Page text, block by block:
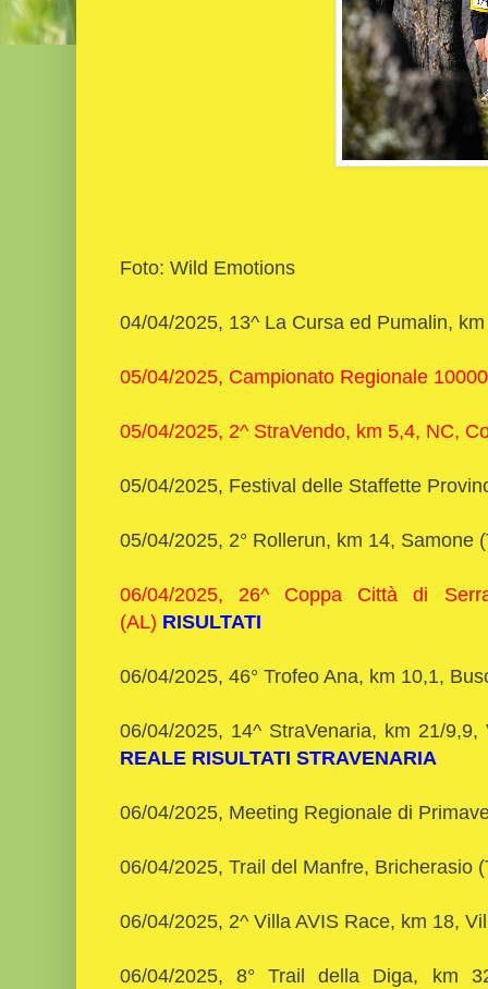
Foto: Wild Emotions
04/04/2025, 13^ La Cursa ed Pumalin,
05/04/2025, Campionato Regionale
05/04/2025, 2^ StraVendo, km 5,4, NC,
05/04/2025, Festival delle Staffette
05/04/2025, 2° Rollerun, km 14, Samone
06/04/2025, 26^ Coppa Città di
(AL) RISULTATI
06/04/2025, 46° Trofeo Ana, km 10,1,
06/04/2025, 14^ StraVenaria, km 21/
REALE RISULTATI STRAVENARIA
06/04/2025, Meeting Regionale di
06/04/2025, Trail del Manfre, Bricherasio
06/04/2025, 2^ Villa AVIS Race, km 18,
06/04/2025, 8° Trail della Diga, km